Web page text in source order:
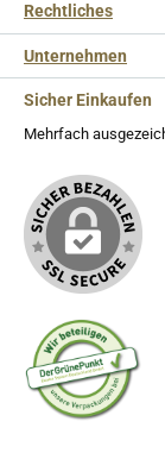
Rechtliches
Unternehmen
Sicher Einkaufen
Mehrfach